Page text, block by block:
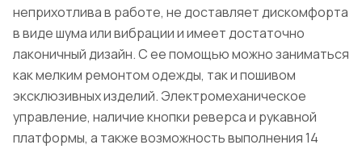
неприхотлива в работе, не доставляет дискомфорта
в виде шума или вибрации и имеет достаточно
лаконичный дизайн. С ее помощью можно заниматься
как мелким ремонтом одежды, так и пошивом
эксклюзивных изделий. Электромеханическое
управление, наличие кнопки реверса и рукавной
платформы, а также возможность выполнения 14